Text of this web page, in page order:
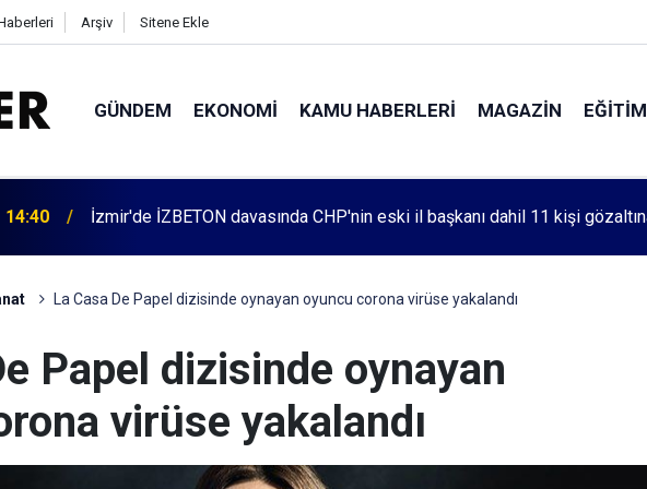
Arşiv Sitene Ekle
GÜNDEM EKONOMI KAMU HABERLERI MAGAZIN EĞITIM
13:55 Cumartesi anneleri 1083. haftada Mehmet Özdemir için adalet aradı
La Casa De Papel dizisinde oynayan oyuncu corona virüse yakalandı
Papel dizisinde oynayan
virüse yakalandı